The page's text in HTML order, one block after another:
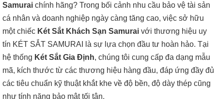
Samurai chính hãng? Trong bối cảnh nhu cầu bảo vệ tài sản
cá nhân và doanh nghiệp ngày càng tăng cao, việc sở hữu
một chiếc Két Sắt Khách Sạn Samurai với thương hiệu uy
tín KÉT SẮT SAMURAI là sự lựa chọn đầu tư hoàn hảo. Tại
hệ thống Két Sắt Gia Định, chúng tôi cung cấp đa dạng mẫu
mã, kích thước từ các thương hiệu hàng đầu, đáp ứng đầy đủ
các tiêu chuẩn kỹ thuật khắt khe về độ bền, độ dày thép cũng
như tính năng bảo mật tối tân.